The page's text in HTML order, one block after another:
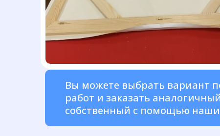
Вы можете выбрать вариант
работ и заказать
собственный с помощью